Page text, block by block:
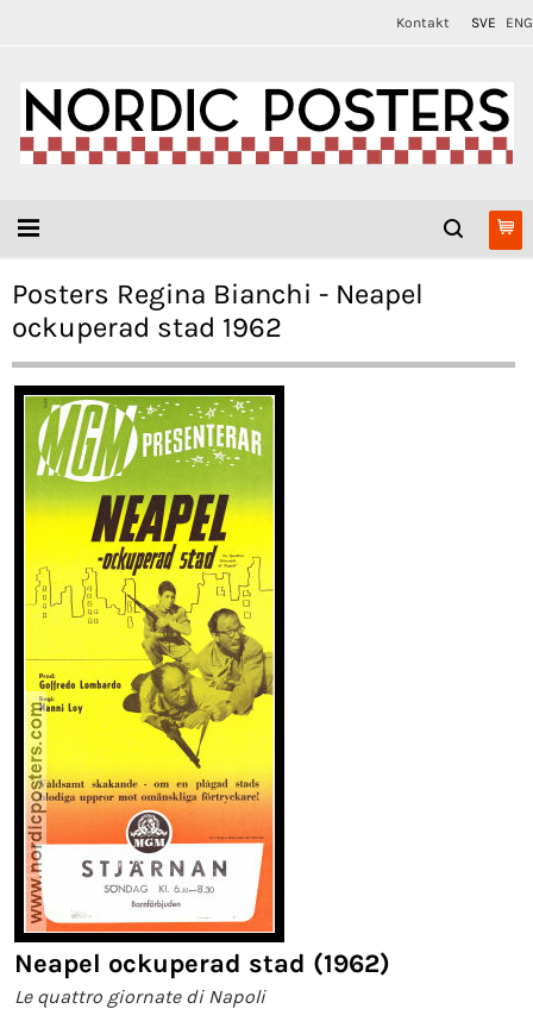
Kontakt SVE ENG
Posters Regina Bianchi - Neapel
ockuperad stad 1962
Neapel ockuperad stad (1962)
Le quattro giornate di Napoli